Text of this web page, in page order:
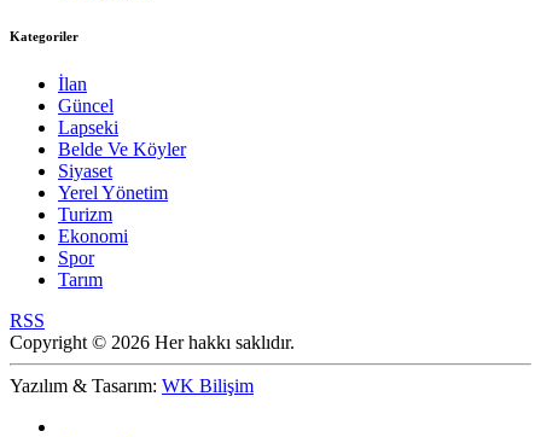
Kategoriler
İlan
Güncel
Lapseki
Belde Ve Köyler
Siyaset
Yerel Yönetim
Turizm
Ekonomi
Spor
Tarım
RSS
Copyright © 2026 Her hakkı saklıdır.
Yazılım & Tasarım: WK Bilişim